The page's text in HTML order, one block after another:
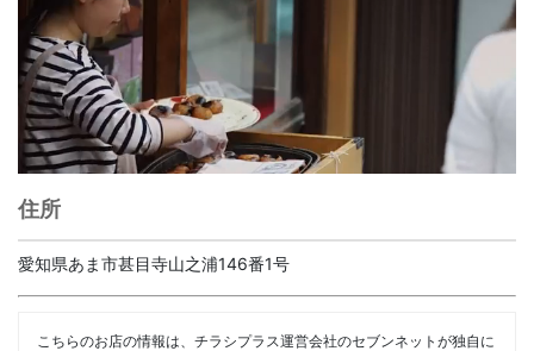
住所
愛知県あま市甚目寺山之浦146番1号
こちらのお店の情報は、チラシプラス運営会社のセブンネットが独自に